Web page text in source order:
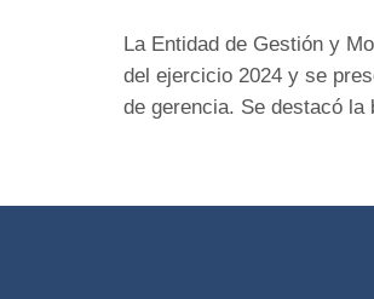
La Entidad de Gestión y
del ejercicio 2024 y se
de gerencia. Se destacó